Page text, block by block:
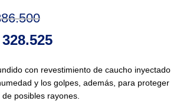
328.525
con revestimiento de caucho inyectado
y los golpes, además, para proteger
posibles rayones.